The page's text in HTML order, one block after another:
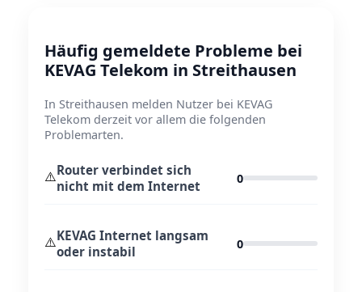
Häufig gemeldete Probleme bei
KEVAG Telekom in Streithausen
In Streithausen melden Nutzer bei KEVAG
Telekom derzeit vor allem die folgenden
Problemarten.
⚠️Router verbindet sich
nicht mit dem Internet
0
⚠️KEVAG Internet langsam
oder instabil
0